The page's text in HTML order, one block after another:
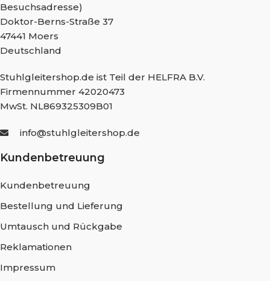
Besuchsadresse)
Doktor-Berns-Straße 37
47441 Moers
Deutschland
Stuhlgleitershop.de ist Teil der HELFRA B.V.
Firmennummer 42020473
MwSt. NL869325309B01
info@stuhlgleitershop.de
Kundenbetreuung
Kundenbetreuung
Bestellung und Lieferung
Umtausch und Rückgabe
Reklamationen
Impressum